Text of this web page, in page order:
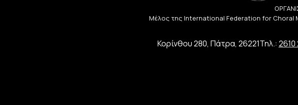
Μέλος της International Federation for Choral
Κορίνθου 280, Πάτρα, 26221Τηλ.: